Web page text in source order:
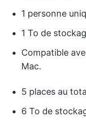
1 personne
1 To de
Compatible
Mac.
5 places au
6 To de